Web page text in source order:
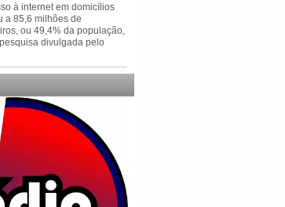
à internet em domicílios
a 85,6 milhões de
ou 49,4% da população,
divulgada pelo